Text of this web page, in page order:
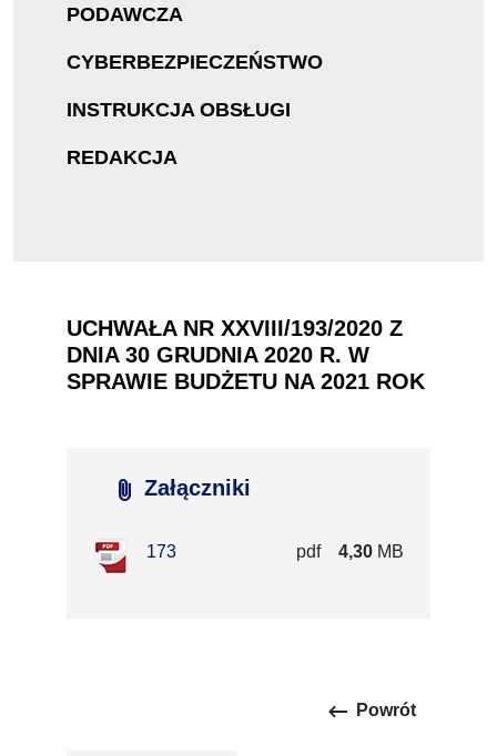
PODAWCZA
CYBERBEZPIECZEŃSTWO
INSTRUKCJA OBSŁUGI
REDAKCJA
UCHWAŁA NR XXVIII/193/2020 Z
DNIA 30 GRUDNIA 2020 R. W
SPRAWIE BUDŻETU NA 2021 ROK
attach_file Załączniki
173 pdf 4,30 MB
keyboard_backspace Powrót